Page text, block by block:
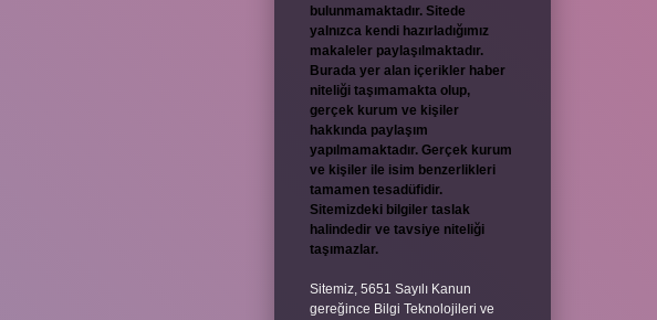
bulunmamaktadır. Sitede
yalnızca kendi hazırladığımız
makaleler paylaşılmaktadır.
Burada yer alan içerikler haber
niteliği taşımamakta olup,
gerçek kurum ve kişiler
hakkında paylaşım
yapılmamaktadır. Gerçek kurum
ve kişiler ile isim benzerlikleri
tamamen tesadüfidir.
Sitemizdeki bilgiler taslak
halindedir ve tavsiye niteliği
taşımazlar.
Sitemiz, 5651 Sayılı Kanun
gereğince Bilgi Teknolojileri ve